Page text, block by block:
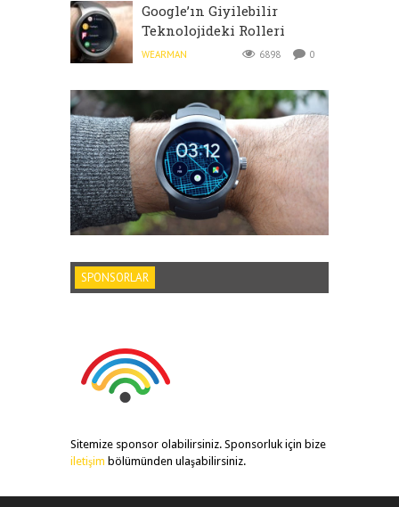
Google’ın Giyilebilir
Teknolojideki Rolleri
WEARMAN 6898 0
SPONSORLAR
Sitemize sponsor olabilirsiniz. Sponsorluk için bize
iletişim bölümünden ulaşabilirsiniz.